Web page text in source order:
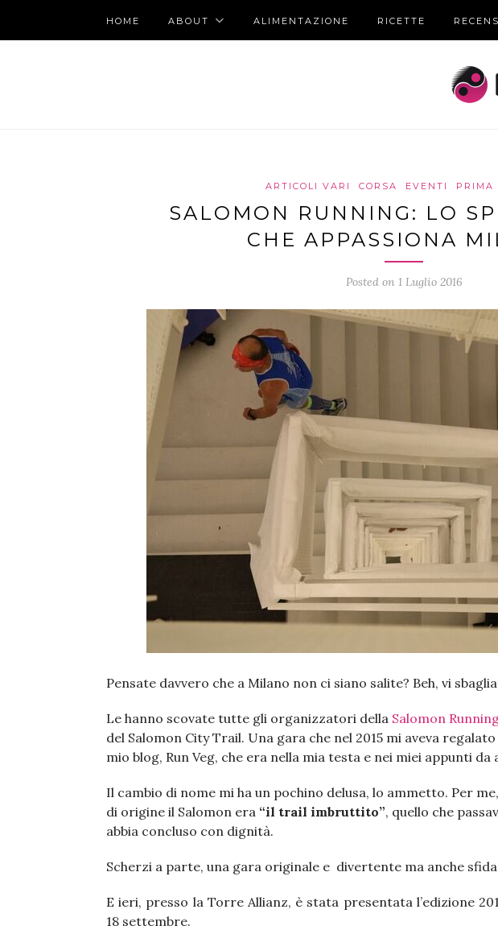
HOME ABOUT ALIMENTAZIONE RICETTE
ARTICOLI VARI CORSA EVENTI PRIMA
SALOMON RUNNING: LO
CHE APPASSIONA
Posted on 1 Luglio 2016
Pensate davvero che a Milano non ci siano salite? Beh, vi
Le hanno scovate tutte gli organizzatori della Salomon
del Salomon City Trail. Una gara che nel 2015 mi aveva
mio blog, Run Veg, che era nella mia testa e nei miei appunti da
Il cambio di nome mi ha un pochino delusa, lo ammetto. Per
di origine il Salomon era “il trail imbruttito”, quello che
abbia concluso con dignità.
Scherzi a parte, una gara originale e divertente ma anche
E ieri, presso la Torre Allianz, è stata presentata l’edizione
18 settembre.